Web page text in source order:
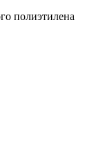
полиэтилена